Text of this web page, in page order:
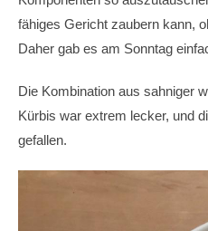
fähiges Gericht zaubern kann,
Daher gab es am Sonntag
Die Kombination aus sahniger
Kürbis war extrem lecker, und
gefallen.